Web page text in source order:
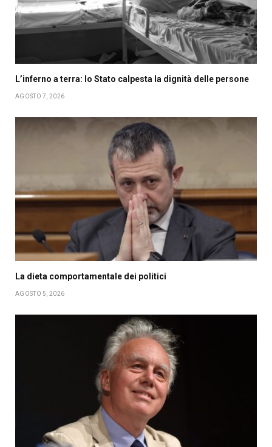
L’inferno a terra: lo Stato calpesta la dignità delle persone
AGOSTO 7, 2026
La dieta comportamentale dei politici
AGOSTO 5, 2026